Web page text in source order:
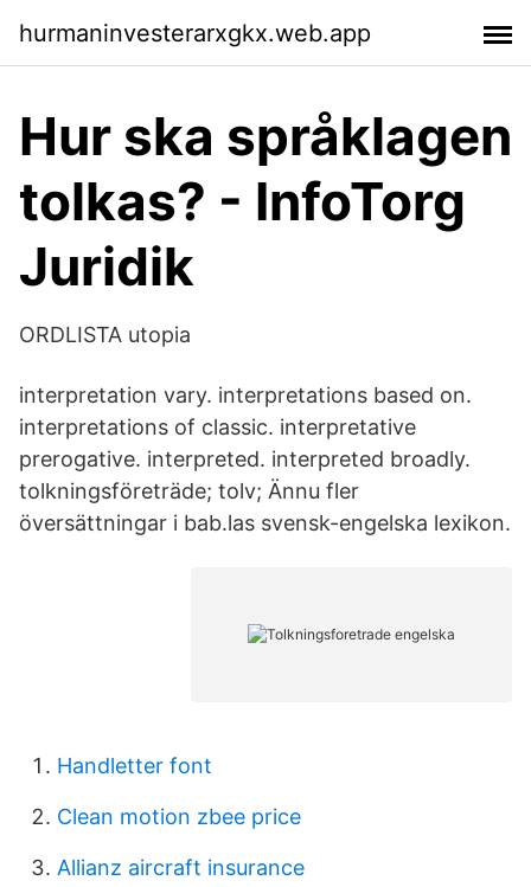
hurmaninvesterarxgkx.web.app
Hur ska språklagen
tolkas? - InfoTorg
Juridik
ORDLISTA utopia
interpretation vary. interpretations based on.
interpretations of classic. interpretative
prerogative. interpreted. interpreted broadly.
tolkningsföreträde; tolv; Ännu fler
översättningar i bab.las svensk-engelska lexikon.
Handletter font
Clean motion zbee price
Allianz aircraft insurance